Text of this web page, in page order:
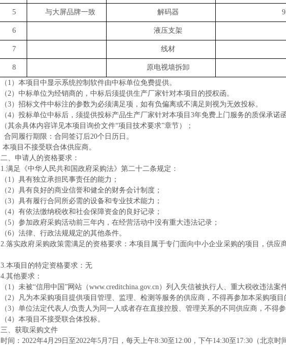
5 与大屏品牌一致 解码器 9
6 液压支架
7 线材
8 原电视墙拆卸
（1）本项目中显示系统控制软件由中标单位免费提供。
（2）中标单位为经销商的，中标后须提供生产厂家针对本项目的授权函。
（3）招标文件中标注的参数为必须满足项，如有负偏离或不满足则视为无效投标。
（4）投标单位中标后，须提供投标产品生产厂家针对本项目3年免费上门服务的质保承诺函
（其余具体内容详见本项目询价文件“项目技术要求”章节）；
合同履行期限：合同签订后20个日历日。
本项目不接受联合体供应商。
二、申请人的资格要求：
1.满足《中华人民共和国政府采购法》第二十二条规定：
（1）具有独立承担民事责任的能力；
（2）具有良好的商业信誉和健全的财务会计制度；
（3）具有履行合同所必需的设备和专业技术能力；
（4）有依法缴纳税收和社会保障资金的良好记录；
（5）参加政府采购活动前三年内，在经营活动中没有重大违法记录；
（6）法律、行政法规规定的其他条件。
2.落实政府采购政策需满足的资格要求：本项目属于专门面向中小企业采购的项目，供应
3.本项目的特定资格要求：无
4.其他要求：
（1）未被“信用中国”网站（www.creditchina.gov.cn）列入失信被执行人、重大税收违法
（2）凡为本采购项目提供项目管理、监理、检测等服务的供应商，不得再参加本采购项目
（3）单位法定代表人/负责人为同一人或者存在直接控股、管理关系的不同供应商，不得
（4）本项目不接受联合体投标。
三、获取采购文件
时间：2022年4月29日至2022年5月7日，每天上午8:30至12:00，下午14:30至17:30（北京时